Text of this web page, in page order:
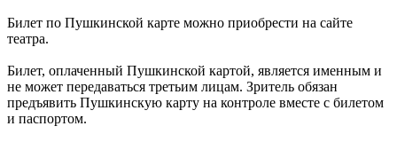
Билет по Пушкинской карте можно приобрести на сайте
театра.
Билет, оплаченный Пушкинской картой, является именным и
не может передаваться третьим лицам. Зритель обязан
предъявить Пушкинскую карту на контроле вместе с билетом
и паспортом.